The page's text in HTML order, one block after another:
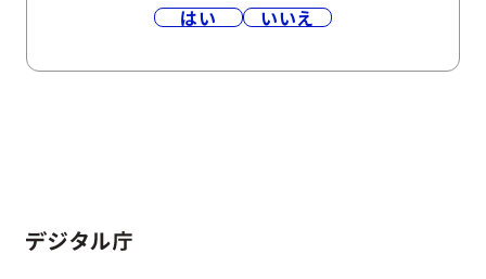
はい いいえ
ホーム